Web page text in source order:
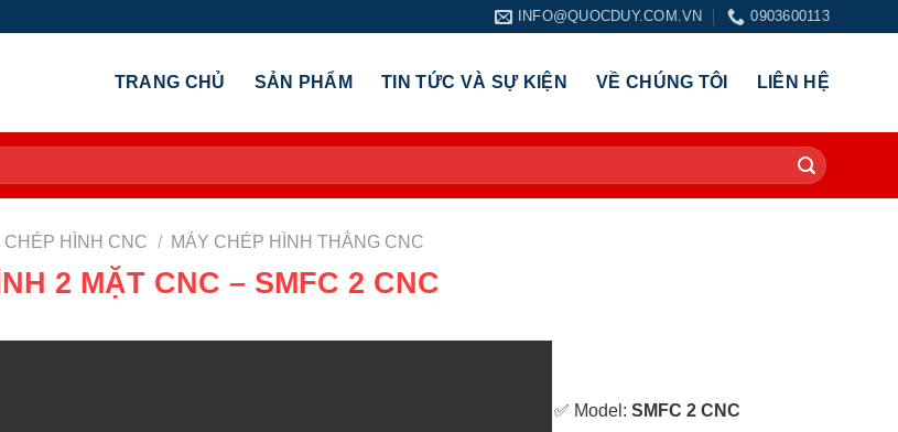
INFO@QUOCDUY.COM.VN 0903600113
TRANG CHỦ SẢN PHẨM TIN TỨC VÀ SỰ KIỆN VỀ CHÚNG TÔI LIÊN HỆ
CHÉP HÌNH CNC / MÁY CHÉP HÌNH THẲNG CNC
2 MẶT CNC – SMFC 2 CNC
✅ Model:SMFC 2 CNC